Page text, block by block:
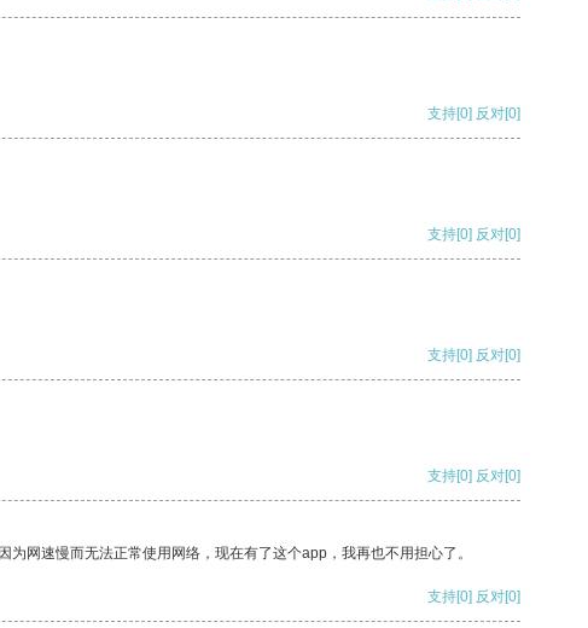
支持[0] 反对[0]
支持[0] 反对[0]
支持[0] 反对[0]
支持[0] 反对[0]
网速慢而无法正常使用网络，现在有了这个app，我再也不用担心了。
支持[0] 反对[0]